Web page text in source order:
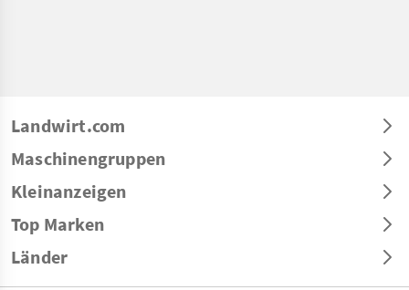
Landwirt.com
Maschinengruppen
Kleinanzeigen
Top Marken
Länder